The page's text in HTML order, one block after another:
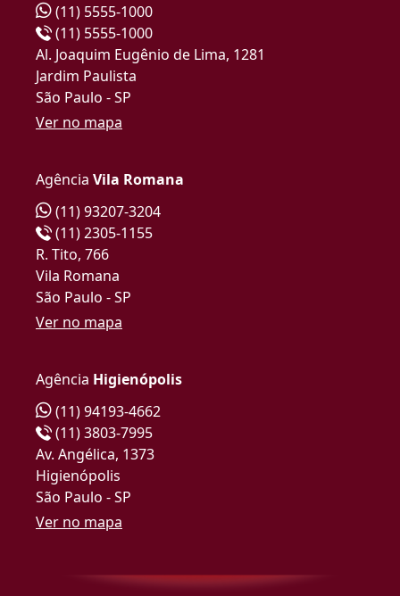
(11) 5555-1000
(11) 5555-1000
Al. Joaquim Eugênio de Lima, 1281
Jardim Paulista
São Paulo - SP
Ver no mapa
Agência Vila Romana
(11) 93207-3204
(11) 2305-1155
R. Tito, 766
Vila Romana
São Paulo - SP
Ver no mapa
Agência Higienópolis
(11) 94193-4662
(11) 3803-7995
Av. Angélica, 1373
Higienópolis
São Paulo - SP
Ver no mapa